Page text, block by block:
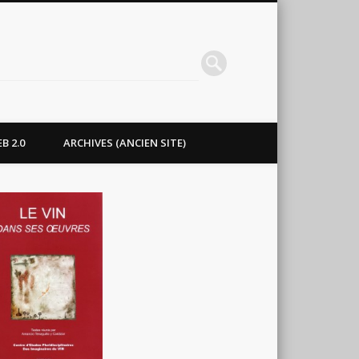
2.0 ARCHIVES (ANCIEN SITE)